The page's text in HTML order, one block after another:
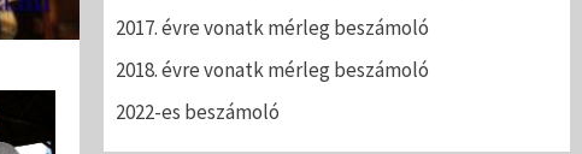
2017. évre vonatk mérleg beszámoló
2018. évre vonatk mérleg beszámoló
2022-es beszámoló